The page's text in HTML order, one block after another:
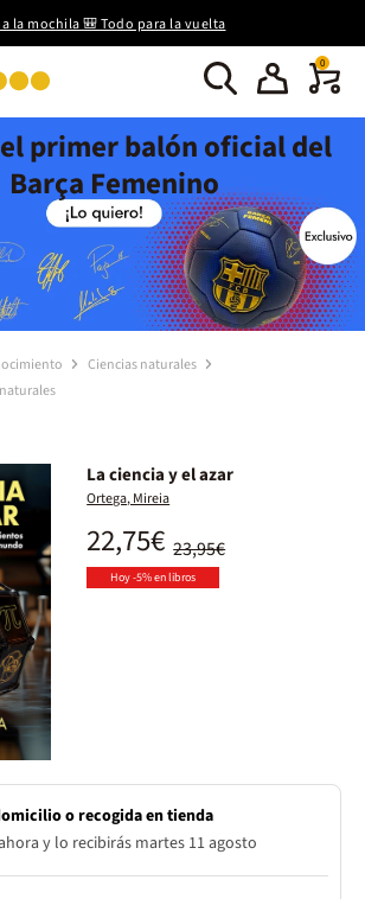
la mochila 🎒 Todo para la vuelta
0
primer balón oficial del
Barça Femenino
Ciencias naturales
La ciencia y el azar
Ortega, Mireia
23,95€
22,75€
Hoy -5% en libros
o recogida en tienda
y lo recibirás martes 11 agosto